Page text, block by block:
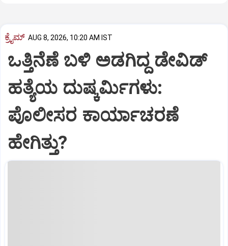
ಕ್ರೈಮ್ AUG 8, 2026, 10:20 AM IST
ಒತ್ತಿನೆಣೆ ಬಳಿ ಅಡಗಿದ್ದ ಡೇವಿಡ್‌
ಹತ್ಯೆಯ ದುಷ್ಕರ್ಮಿಗಳು:
ಪೊಲೀಸರ ಕಾರ್ಯಾಚರಣೆ
ಹೇಗಿತ್ತು?